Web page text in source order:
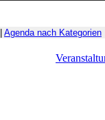
Agenda nach Kategorien